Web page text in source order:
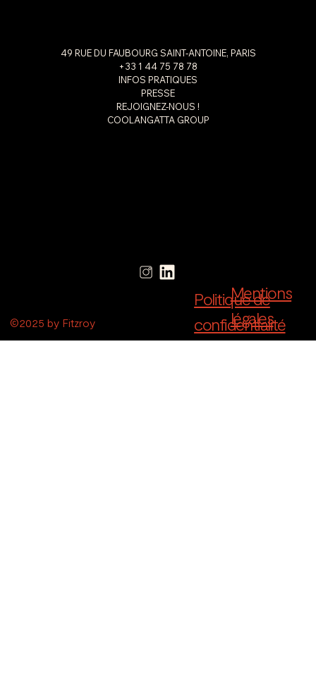
49 RUE DU FAUBOURG SAINT-ANTOINE, PARIS
+33 1 44 75 78 78
INFOS PRATIQUES
PRESSE
REJOIGNEZ-NOUS !
COOLANGATTA GROUP
Politique de
confidentialité
Mentions
légales
©2025 by Fitzroy